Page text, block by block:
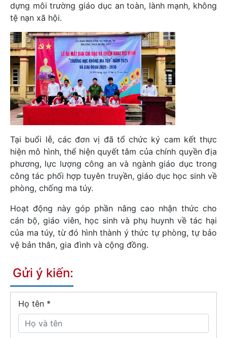
dựng môi trường giáo dục an toàn, lành mạnh, không
tệ nạn xã hội.
Tại buổi lễ, các đơn vị đã tổ chức ký cam kết thực
hiện mô hình, thể hiện quyết tâm của chính quyền địa
phương, lực lượng công an và ngành giáo dục trong
công tác phối hợp tuyên truyền, giáo dục học sinh về
phòng, chống ma túy.
Hoạt động này góp phần nâng cao nhận thức cho
cán bộ, giáo viên, học sinh và phụ huynh về tác hại
của ma túy, từ đó hình thành ý thức tự phòng, tự bảo
vệ bản thân, gia đình và cộng đồng.
Gửi ý kiến:
Họ tên *